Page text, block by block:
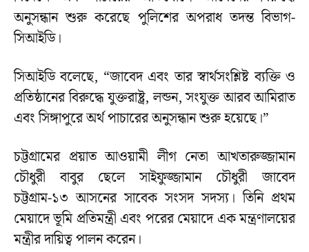
অনুসন্ধান শুরু করেছে পুলিশের অপরাধ তদন্ত বিভাগ-
সিআইডি।
সিআইডি বলেছে, “জাবেদ এবং তার স্বার্থসংশ্লিষ্ট ব্যক্তি ও
প্রতিষ্ঠানের বিরুদ্ধে যুক্তরাষ্ট্র, লন্ডন, সংযুক্ত আরব আমিরাত
এবং সিঙ্গাপুরে অর্থ পাচারের অনুসন্ধান শুরু হয়েছে।”
চট্টগ্রামের প্রয়াত আওয়ামী লীগ নেতা আখতারুজ্জামান
চৌধুরী বাবুর ছেলে সাইফুজ্জামান চৌধুরী জাবেদ
চট্টগ্রাম-১৩ আসনের সাবেক সংসদ সদস্য। তিনি প্রথম
মেয়াদে ভূমি প্রতিমন্ত্রী এবং পরের মেয়াদে এক মন্ত্রণালয়ের
মন্ত্রীর দায়িত্ব পালন করেন।